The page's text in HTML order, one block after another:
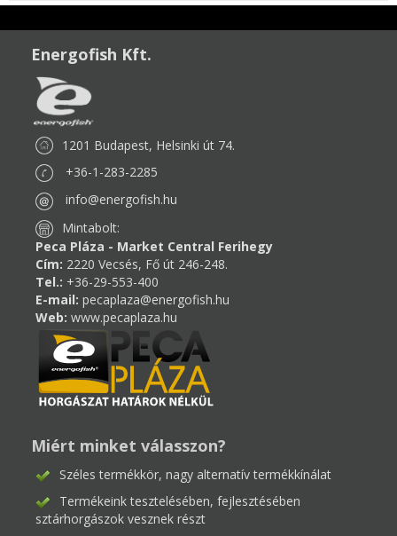
Energofish Kft.
1201 Budapest, Helsinki út 74.
+36-1-283-2285
info@energofish.hu
Mintabolt:
Peca Pláza - Market Central Ferihegy
Cím: 2220 Vecsés, Fő út 246-248.
Tel.: +36-29-553-400
E-mail: pecaplaza@energofish.hu
Web: www.pecaplaza.hu
Miért minket válasszon?
Széles termékkör, nagy alternatív termékkínálat
Termékeink tesztelésében, fejlesztésében
sztárhorgászok vesznek részt